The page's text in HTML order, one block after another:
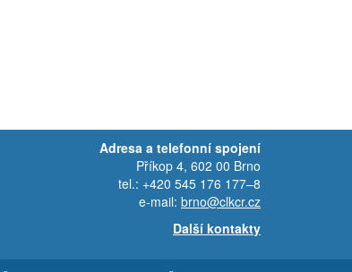
Adresa a telefonní spojení
Příkop 4, 602 00 Brno
tel.: +420 545 176 177–8
e-mail: brno@clkcr.cz
Další kontakty